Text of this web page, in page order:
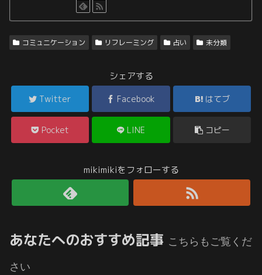
コミュニケーション リフレーミング 占い 未分類
シェアする
Twitter Facebook はてブ
Pocket LINE コピー
mikimikiをフォローする
あなたへのおすすめ記事 こちらもご覧くだ
さい